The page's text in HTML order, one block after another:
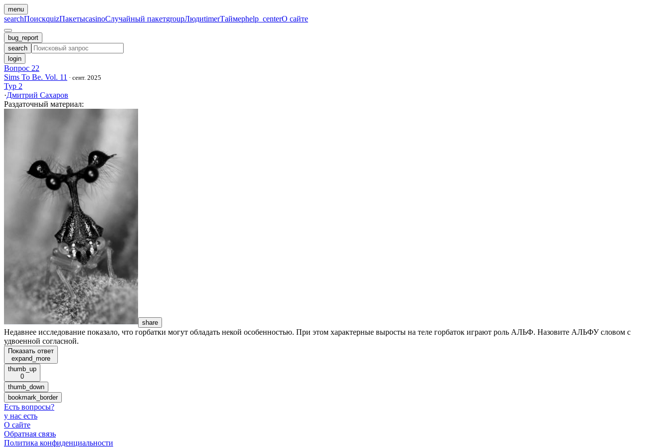
menu
searchПоискquizПакетыcasinoСлучайный пакетgroupЛюдиtimerТаймерhelp_centerО сайте
bug_report
search
login
Вопрос 22
Sims To Be. Vol. 11 · сент. 2025
Тур 2
·Дмитрий Сахаров
Раздаточный материал:
share
Недавнее исследование показало, что горбатки могут обладать некой особенностью. При этом характерные выросты на теле горбаток играют роль АЛЬФ. Назовите АЛЬФУ словом с
удвоенной согласной.
Показать ответ
expand_more
thumb_up
0
thumb_down
bookmark_border
Есть вопросы?
у нас есть
О сайте
Обратная связь
Политика конфиденциальности